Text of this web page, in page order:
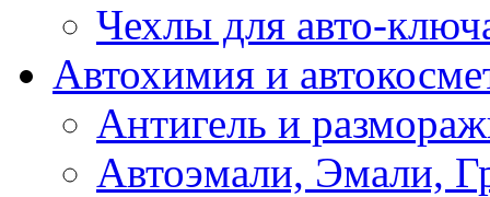
Чехлы для авто-
Автохимия и
Антигель и
Автоэмали, Эмали,